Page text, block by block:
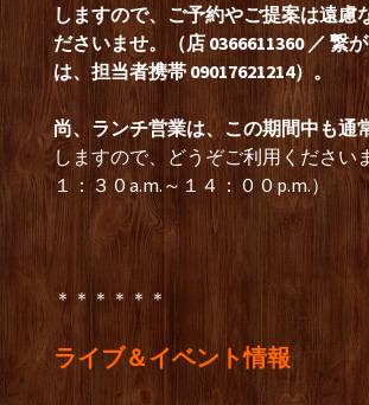
しますので、ご予約やご提案は遠慮
ださいませ。（店 0366611360 ／ 繋
は、担当者携帯 09017621214）。
尚、ランチ営業は、この期間中も通
しますので、どうぞご利用ください
１：３０a.m.～１４：００p.m.）
＊＊＊＊＊＊
ライブ＆イベント情報